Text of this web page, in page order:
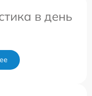
в день